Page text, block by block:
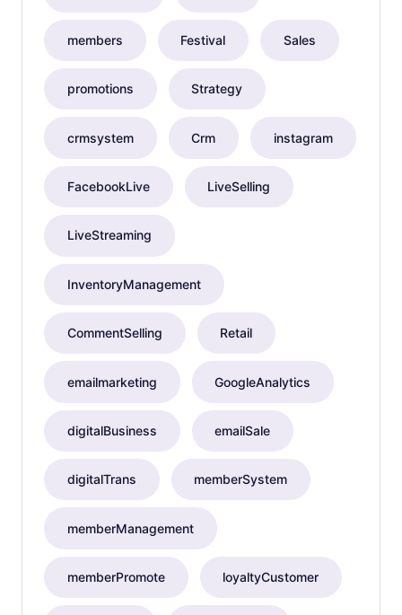
members Festival Sales
promotions Strategy
crmsystem Crm instagram
FacebookLive LiveSelling
LiveStreaming
InventoryManagement
CommentSelling Retail
emailmarketing GoogleAnalytics
digitalBusiness emailSale
digitalTrans memberSystem
memberManagement
memberPromote loyaltyCustomer